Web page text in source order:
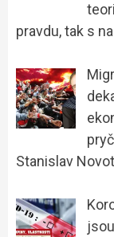
pravdu, tak s
Stanislav